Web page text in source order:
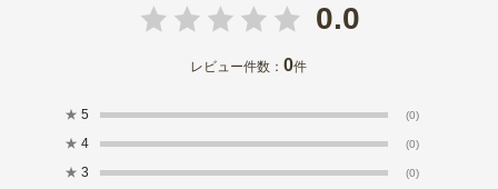
0.0
レビュー件数：0件
★ 5 (0)
★ 4 (0)
★ 3 (0)